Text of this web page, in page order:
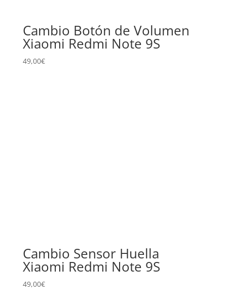
Cambio Botón de Volumen
Xiaomi Redmi Note 9S
49,00€
Cambio Sensor Huella
Xiaomi Redmi Note 9S
49,00€